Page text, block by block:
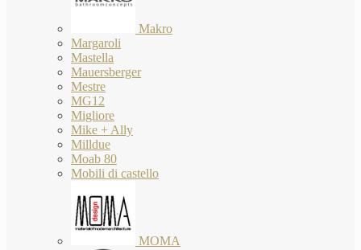
Makro
Margaroli
Mastella
Mauersberger
Mestre
MG12
Migliore
Mike + Ally
Milldue
Moab 80
Mobili di castello
MOMA